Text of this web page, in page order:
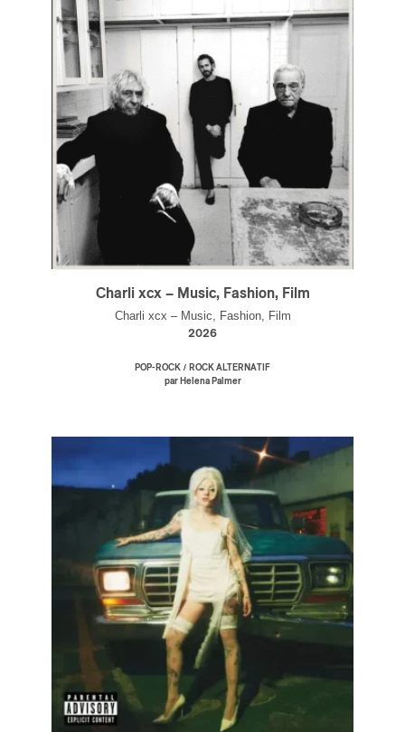
Charli xcx – Music, Fashion, Film
Charli xcx – Music, Fashion, Film
2026
POP-ROCK / ROCK ALTERNATIF
par Helena Palmer